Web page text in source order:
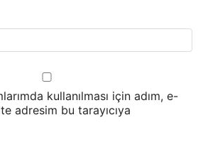
kullanılması için adım, e-
adresim bu tarayıcıya